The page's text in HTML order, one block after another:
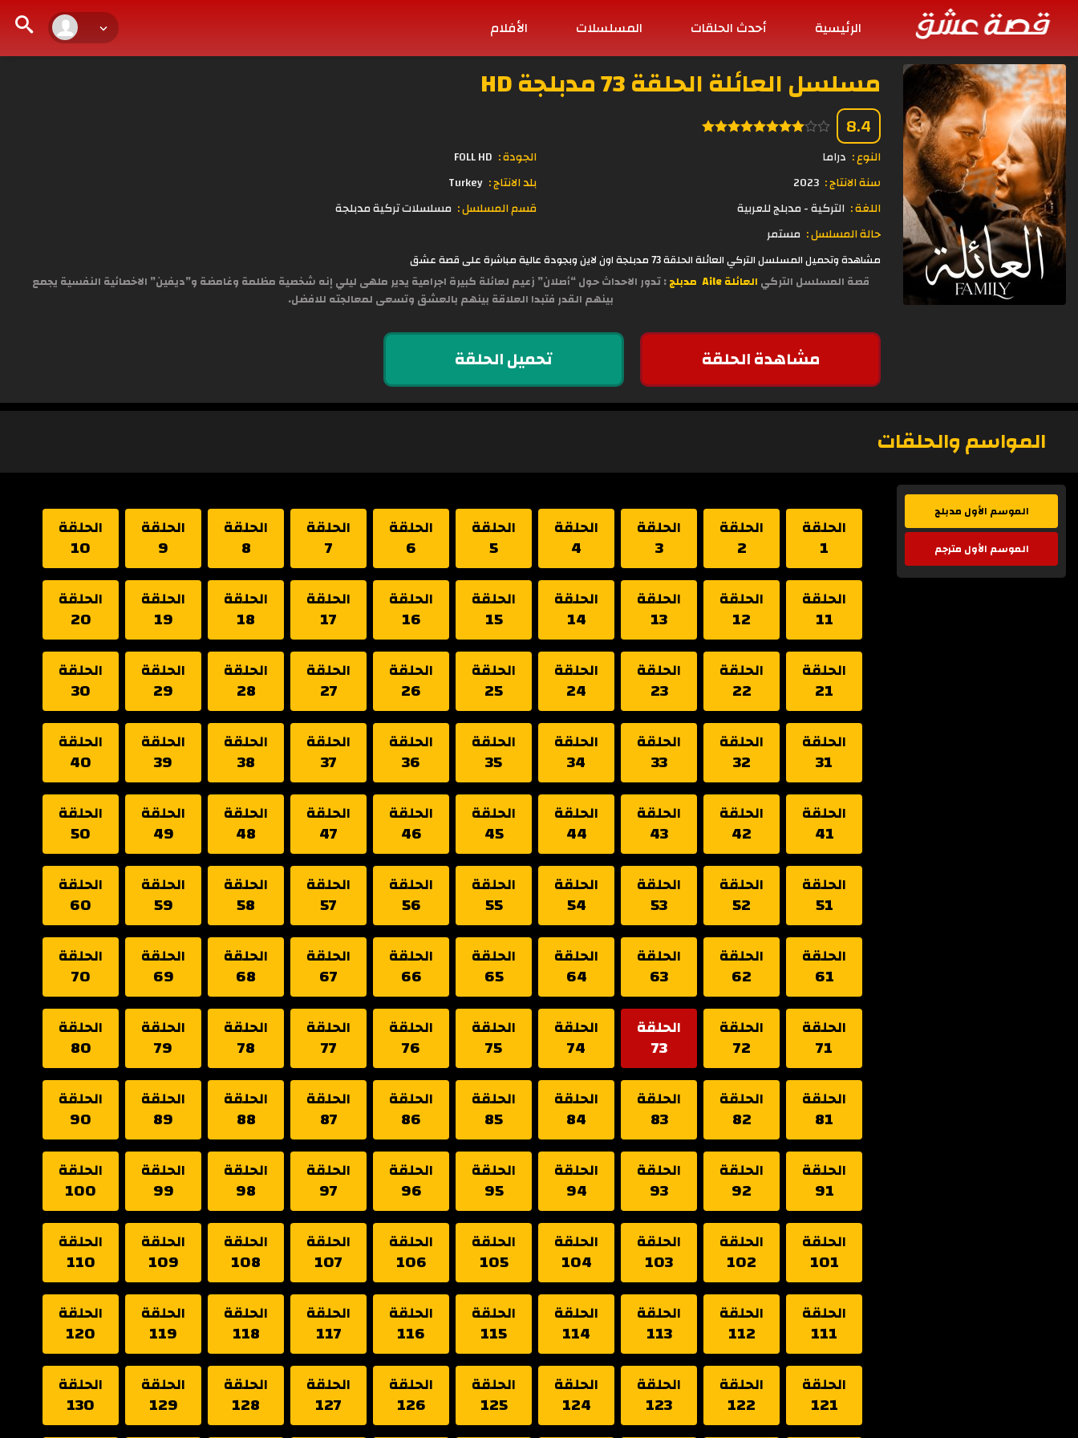
الرئيسية أحدث الحلقات المسلسلات الأفلام
مسلسل العائلة الحلقة 73 مدبلجة HD
8.4
النوع : دراما الجودة : FOLL HD
سنة الانتاج : 2023 بلد الانتاج : Turkey
اللغة : التركية - مدبلج للعربية قسم المسلسل : مسلسلات تركية مدبلجة
حالة المسلسل : مستمر
مشاهدة وتحميل المسلسل التركي العائلة الحلقة 73 مدبلجة اون لاين وبجودة عالية مباشرة على قصة عشق
قصة المسلسل التركي العائلة Aile مدبلج: تدور الاحداث حول “أصلان” زعيم لعائلة كبيرة اجرامية يدير ملهى ليلي إنه شخصية مظلمة وغامضة و”ديفين” الاخصائية النفسية يجمع
بينهم القدر فتبدا العلاقة بينهم بالعشق وتسعى لمعالجته للافضل.
مشاهدة الحلقة تحميل الحلقة
المواسم والحلقات
الموسم الأول مدبلج
الموسم الأول مترجم
الحلقة
1
الحلقة
2
الحلقة
3
الحلقة
4
الحلقة
5
الحلقة
6
الحلقة
7
الحلقة
8
الحلقة
9
الحلقة
10
الحلقة
11
الحلقة
12
الحلقة
13
الحلقة
14
الحلقة
15
الحلقة
16
الحلقة
17
الحلقة
18
الحلقة
19
الحلقة
20
الحلقة
21
الحلقة
22
الحلقة
23
الحلقة
24
الحلقة
25
الحلقة
26
الحلقة
27
الحلقة
28
الحلقة
29
الحلقة
30
الحلقة
31
الحلقة
32
الحلقة
33
الحلقة
34
الحلقة
35
الحلقة
36
الحلقة
37
الحلقة
38
الحلقة
39
الحلقة
40
الحلقة
41
الحلقة
42
الحلقة
43
الحلقة
44
الحلقة
45
الحلقة
46
الحلقة
47
الحلقة
48
الحلقة
49
الحلقة
50
الحلقة
51
الحلقة
52
الحلقة
53
الحلقة
54
الحلقة
55
الحلقة
56
الحلقة
57
الحلقة
58
الحلقة
59
الحلقة
60
الحلقة
61
الحلقة
62
الحلقة
63
الحلقة
64
الحلقة
65
الحلقة
66
الحلقة
67
الحلقة
68
الحلقة
69
الحلقة
70
الحلقة
71
الحلقة
72
الحلقة
73
الحلقة
74
الحلقة
75
الحلقة
76
الحلقة
77
الحلقة
78
الحلقة
79
الحلقة
80
الحلقة
81
الحلقة
82
الحلقة
83
الحلقة
84
الحلقة
85
الحلقة
86
الحلقة
87
الحلقة
88
الحلقة
89
الحلقة
90
الحلقة
91
الحلقة
92
الحلقة
93
الحلقة
94
الحلقة
95
الحلقة
96
الحلقة
97
الحلقة
98
الحلقة
99
الحلقة
100
الحلقة
101
الحلقة
102
الحلقة
103
الحلقة
104
الحلقة
105
الحلقة
106
الحلقة
107
الحلقة
108
الحلقة
109
الحلقة
110
الحلقة
111
الحلقة
112
الحلقة
113
الحلقة
114
الحلقة
115
الحلقة
116
الحلقة
117
الحلقة
118
الحلقة
119
الحلقة
120
الحلقة
121
الحلقة
122
الحلقة
123
الحلقة
124
الحلقة
125
الحلقة
126
الحلقة
127
الحلقة
128
الحلقة
129
الحلقة
130